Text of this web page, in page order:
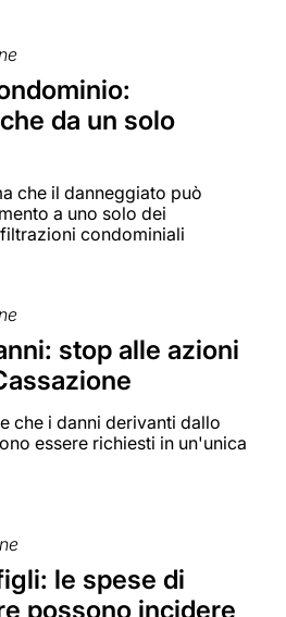
da un solo
che il danneggiato può
a uno solo dei
condominiali
stop alle azioni
che i danni derivanti dallo
essere richiesti in un'unica
le spese di
possono incidere